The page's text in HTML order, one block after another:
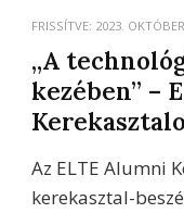
FRISSÍTVE: 2023.
„A
kezében” –
Az ELTE Alumni
kerekasztal-